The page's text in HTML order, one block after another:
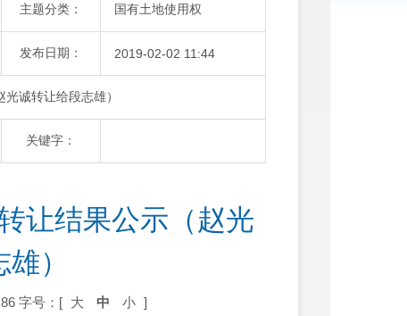
主题分类： 国有土地使用权
发布日期： 2019-02-02 11:44
诚转让给段志雄）
关键字：
让结果公示（赵光
）
字号：[ 大 中 小 ]